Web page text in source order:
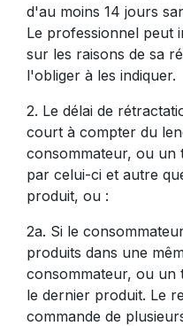
d'au moins 14 jours
Le professionnel peut
sur les raisons de sa
l'obliger à les indiquer.
2. Le délai de
court à compter du
consommateur, ou un
par celui-ci et autre
produit, ou :
2a. Si le
produits dans une
consommateur, ou un
le dernier produit. Le
commande de